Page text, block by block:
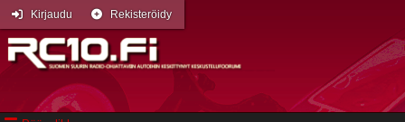
Kirjaudu Rekisteröidy